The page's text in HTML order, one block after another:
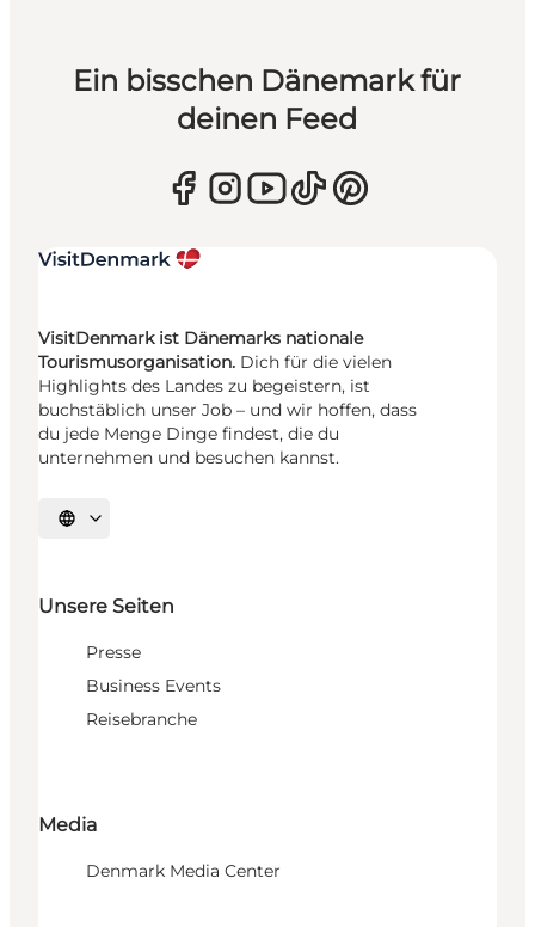
Ein bisschen Dänemark für
deinen Feed
VisitDenmark ist Dänemarks nationale
Tourismusorganisation. Dich für die vielen
Highlights des Landes zu begeistern, ist
buchstäblich unser Job – und wir hoffen, dass
du jede Menge Dinge findest, die du
unternehmen und besuchen kannst.
Sprache auswählen
Unsere Seiten
Presse
Business Events
Reisebranche
Media
Denmark Media Center